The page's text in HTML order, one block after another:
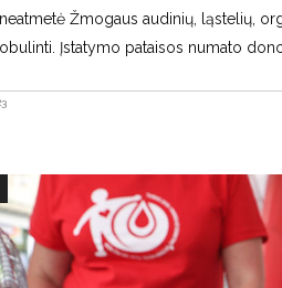
Žmogaus audinių, ląstelių,
Įstatymo pataisos numato